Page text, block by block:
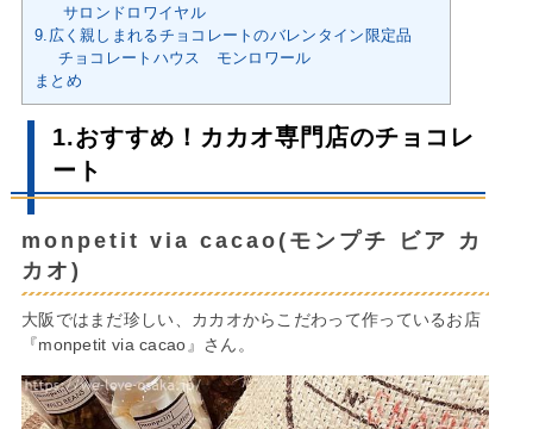
サロンドロワイヤル
9.広く親しまれるチョコレートのバレンタイン限定品
チョコレートハウス モンロワール
まとめ
1.おすすめ！カカオ専門店のチョコレ
ート
monpetit via cacao(モンプチ ビア カ
カオ)
大阪ではまだ珍しい、カカオからこだわって作っているお店
『monpetit via cacao』さん。